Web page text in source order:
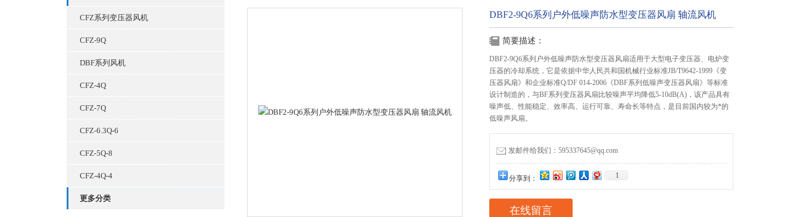
CFZ系列变压器风机
CFZ-9Q
DBF系列风机
CFZ-4Q
CFZ-7Q
CFZ-6.3Q-6
CFZ-5Q-8
CFZ-4Q-4
更多分类
DBF2-9Q6系列户外低噪声防水型变压器风扇 轴流风机
简要描述：
DBF2-9Q6系列户外低噪声防水型变压器风扇适用于大型电子变压器、电炉变
压器的冷却系统，它是依据中华人民共和国机械行业标准JB/T9642-1999《变
压器风扇》和企业标准Q/DF 014-2006《DBF系列低噪声变压器风扇》等标准
设计制造的，与BF系列变压器风扇比较噪声平均降低5-10dB(A)，该产品具有
噪声低、性能稳定、效率高、运行可靠、寿命长等特点，是目前国内较为*的
低噪声风扇。
发邮件给我们：595337645@qq.com
分享到： 1
在线留言